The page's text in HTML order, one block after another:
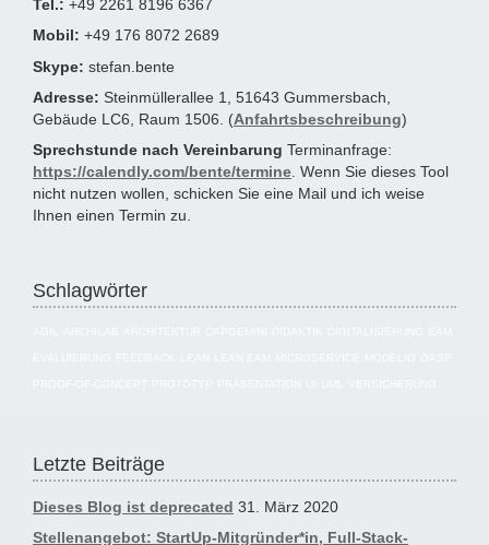
Tel.: +49 2261 8196 6367
Mobil: +49 176 8072 2689
Skype: stefan.bente
Adresse: Steinmüllerallee 1, 51643 Gummersbach,
Gebäude LC6, Raum 1506. (Anfahrtsbeschreibung)
Sprechstunde nach Vereinbarung Terminanfrage:
https://calendly.com/bente/termine. Wenn Sie dieses Tool
nicht nutzen wollen, schicken Sie eine Mail und ich weise
Ihnen einen Termin zu.
Schlagwörter
Letzte Beiträge
Dieses Blog ist deprecated 31. März 2020
Stellenangebot: StartUp-Mitgründer*in, Full-Stack-